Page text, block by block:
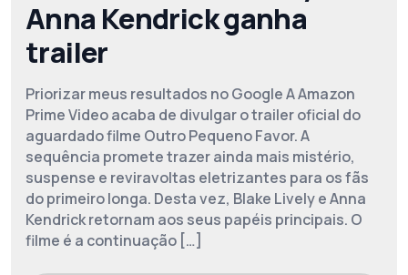
Anna Kendrick ganha
trailer
Priorizar meus resultados no Google A Amazon
Prime Video acaba de divulgar o trailer oficial do
aguardado filme Outro Pequeno Favor. A
sequência promete trazer ainda mais mistério,
suspense e reviravoltas eletrizantes para os fãs
do primeiro longa. Desta vez, Blake Lively e Anna
Kendrick retornam aos seus papéis principais. O
filme é a continuação […]